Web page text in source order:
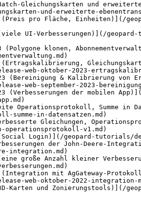
Gleichungskarten und
und-erweiterte-
(Preis pro Fläche, Einheiten)](/
UI-Verbesserungen)](/
(Polygone klonen,
(Ertragskalibrierung,
web-oktober-2023-
(Bereinigung & Kalibrierung
web-september-2023-
(Verbesserungen der mobilen
Operationsprotokoll, Summe
summe-in-datensatzen.md)
Gleichungen,
operationsprotokoll-v1.md)
Login)](/geopard-tutorials/
der John-Deere-
integration.md)
große Anzahl kleiner
(Integration mit AgGateway-
web-oktober-2022-integration-
Karten und Zonierungstools)](/